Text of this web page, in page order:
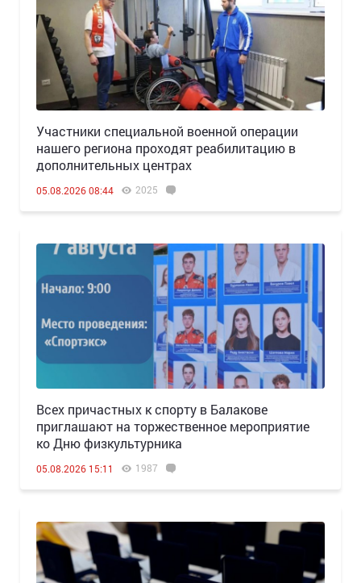
Участники специальной военной операции
нашего региона проходят реабилитацию в
дополнительных центрах
05.08.2026 08:44 2025
Всех причастных к спорту в Балакове
приглашают на торжественное мероприятие
ко Дню физкультурника
05.08.2026 15:11 1987